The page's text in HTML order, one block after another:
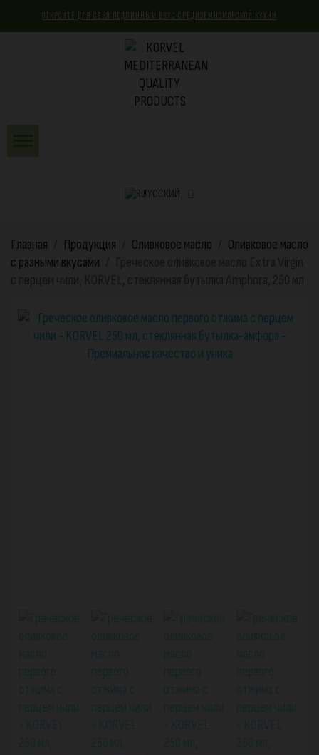
ОТКРОЙТЕ ДЛЯ СЕБЯ ПОДЛИННЫЙ ВКУС СРЕДИЗЕМНОМОРСКОЙ КУХНИ
РУССКИЙ
Главная Продукция Оливковое масло
Оливковое масло
с разными вкусами